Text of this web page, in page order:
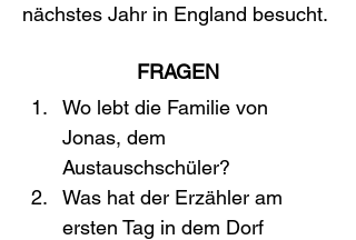
nächstes Jahr in England besucht.
FRAGEN
Wo lebt die Familie von
Jonas, dem
Austauschschüler?
Was hat der Erzähler am
ersten Tag in dem Dorf